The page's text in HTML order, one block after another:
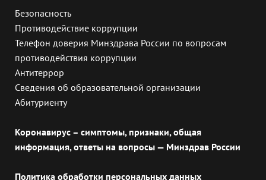
Безопасность
Противодействие коррупции
Телефон доверия Минздрава России по вопросам
противодействия коррупции
Антитеррор
Сведения об образовательной организации
Абитуриенту
Коронавирус – симптомы, признаки, общая
информация, ответы на вопросы — Минздрав России
Политика обработки персональных данных